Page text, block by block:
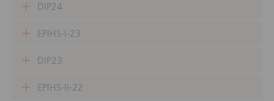
DIP24
EPIHS-I-23
DIP23
EPIHS-II-22